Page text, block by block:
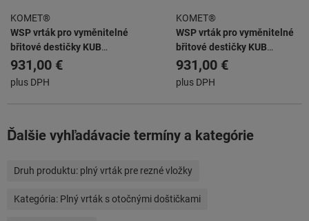
KOMET®
WSP vrták pro vyměnitelné
břitové destičky KUB
ABS63/W2942/45/90/R
931,00 €
plus DPH
KOMET®
WSP vrták pro vyměnitelné
břitové destičky KUB
ABS63/W2942/48/96/R
931,00 €
plus DPH
Ďalšie vyhľadávacie termíny a kategórie
Druh produktu: plný vrták pre rezné vložky
Kategória: Plný vrták s otočnými doštičkami